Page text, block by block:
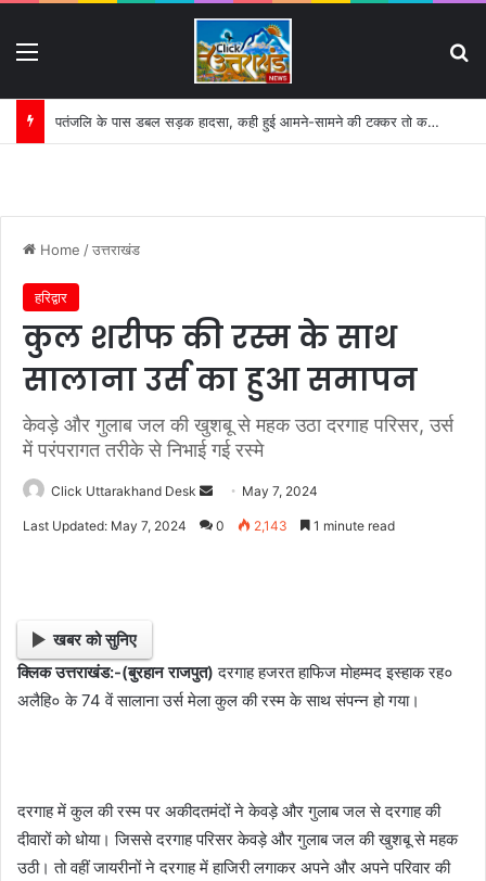
गंगाजल ले जा रहे कांवड़ियों की चलती बाइक में लगी आग
Home /उत्तराखंड
हरिद्वार
कुल शरीफ की रस्म के साथ
सालाना उर्स का हुआ समापन
केवड़े और गुलाब जल की खुशबू से महक उठा दरगाह परिसर, उर्स
में परंपरागत तरीके से निभाई गई रस्मे
Click Uttarakhand Desk
e
m
a
May 7, 2024
Last Updated: May 7, 2024 0 2,143 1 minute read
खबर को सुनिए
क्लिक उत्तराखंड:-(बुरहान राजपुत)दरगाह हजरत हाफिज मोहम्मद इस्हाक रह०
अलैहि० के 74 वें सालाना उर्स मेला कुल की रस्म के साथ संपन्न हो गया।
दरगाह में कुल की रस्म पर अकीदतमंदों ने केवड़े और गुलाब जल से दरगाह की
दीवारों को धोया। जिससे दरगाह परिसर केवड़े और गुलाब जल की खुशबू से महक
उठी। तो वहीं जायरीनों ने दरगाह में हाजिरी लगाकर अपने और अपने परिवार की